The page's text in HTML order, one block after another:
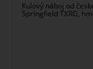
Kulový náboj od
Springfield TXRG,